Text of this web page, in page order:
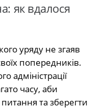
як вдалося
уряду не згаяв
попередників.
адміністрації
часу, аби
та зберегти